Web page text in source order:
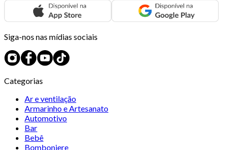
Siga-nos nas mídias sociais
Categorias
Ar e ventilação
Armarinho e Artesanato
Automotivo
Bar
Bebê
Bomboniere